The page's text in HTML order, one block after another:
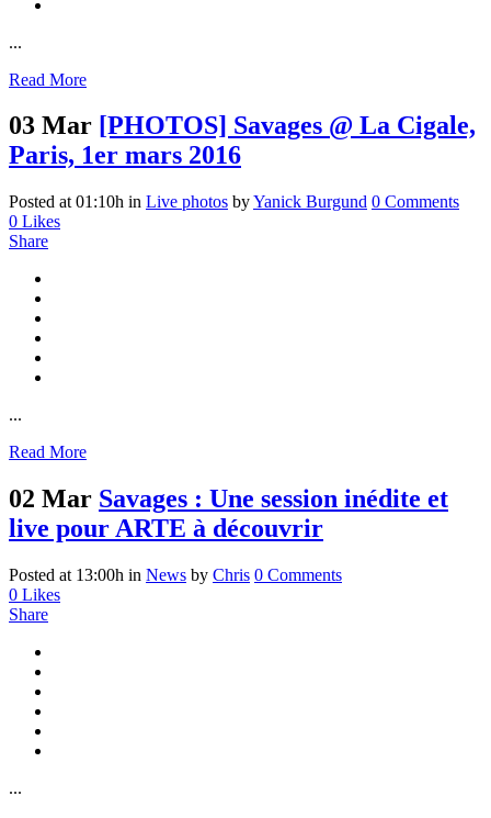
...
Read More
03 Mar [PHOTOS] Savages @ La Cigale,
Paris, 1er mars 2016
Posted at 01:10h in Live photos byYanick Burgund 0 Comments
0 Likes
Share
...
Read More
02 Mar Savages : Une session inédite et
live pour ARTE à découvrir
Posted at 13:00h in News by Chris 0 Comments
0 Likes
Share
...